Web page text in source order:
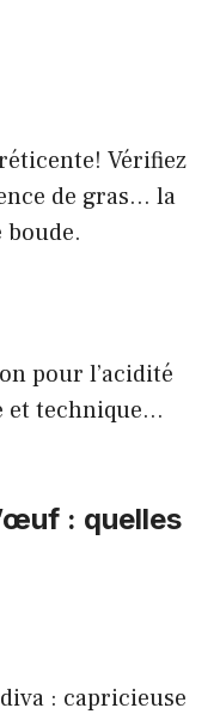
Vérifiez
de gras… la
pour l’acidité
et technique…
: quelles
: capricieuse